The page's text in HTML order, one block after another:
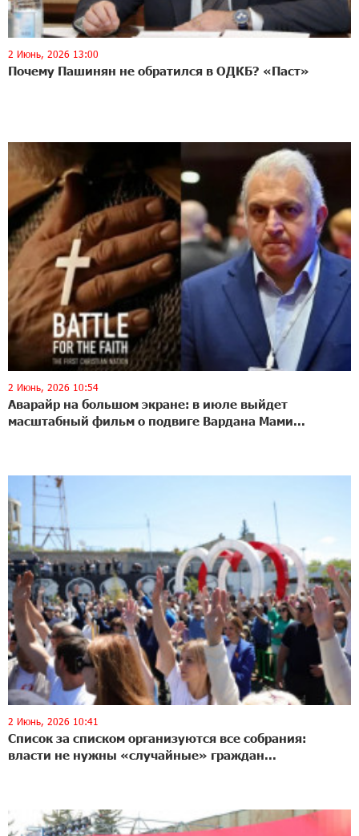
2 Июнь, 2026 13:00
Почему Пашинян не обратился в ОДКБ? «Паст»
2 Июнь, 2026 10:54
Аварайр на большом экране: в июле выйдет
масштабный фильм о подвиге Вардана Мами...
2 Июнь, 2026 10:41
Список за списком организуются все собрания։
власти не нужны «случайные» граждан...